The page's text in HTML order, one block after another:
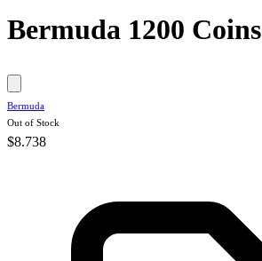
Bermuda 1200 Coins
Bermuda
Out of Stock
$8.738